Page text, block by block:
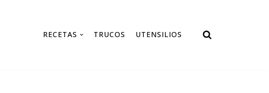
RECETAS TRUCOS UTENSILIOS